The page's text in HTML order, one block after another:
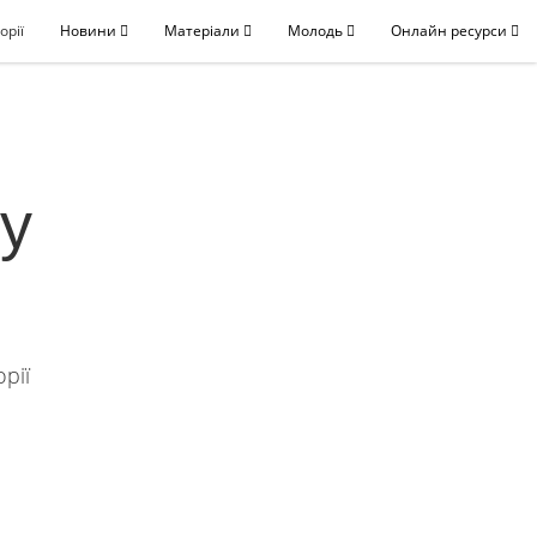
Новини Матеріали Молодь Онлайн ресурси